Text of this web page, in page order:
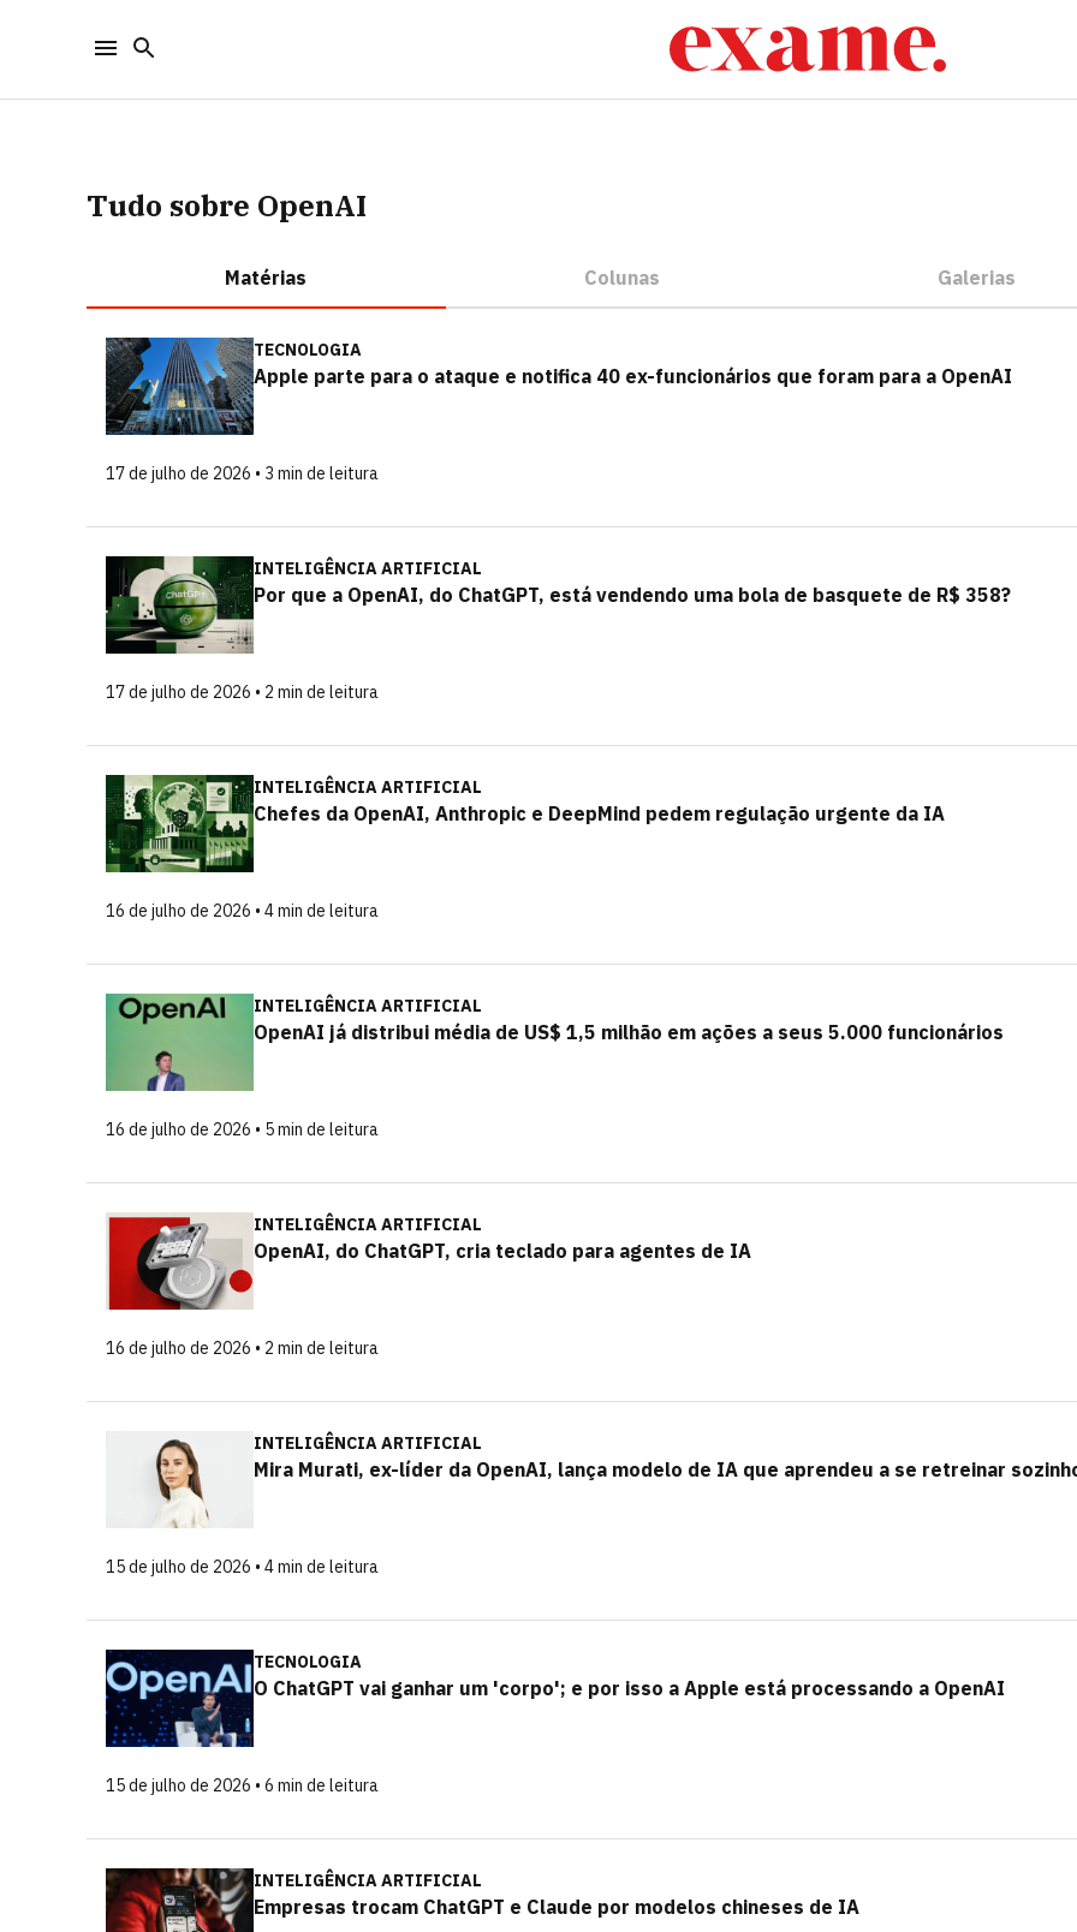
Tudo sobre OpenAI
Matérias Colunas Galerias
TECNOLOGIA
Apple parte para o ataque e notifica 40 ex-funcionários que foram para a OpenAI
17 de julho de 2026 • 3 min de leitura
INTELIGÊNCIA ARTIFICIAL
Por que a OpenAI, do ChatGPT, está vendendo uma bola de basquete de R$ 358?
17 de julho de 2026 • 2 min de leitura
INTELIGÊNCIA ARTIFICIAL
Chefes da OpenAI, Anthropic e DeepMind pedem regulação urgente da IA
16 de julho de 2026 • 4 min de leitura
INTELIGÊNCIA ARTIFICIAL
OpenAI já distribui média de US$ 1,5 milhão em ações a seus 5.000 funcionários
16 de julho de 2026 • 5 min de leitura
INTELIGÊNCIA ARTIFICIAL
OpenAI, do ChatGPT, cria teclado para agentes de IA
16 de julho de 2026 • 2 min de leitura
INTELIGÊNCIA ARTIFICIAL
Mira Murati, ex-líder da OpenAI, lança modelo de IA que aprendeu a se retreinar
15 de julho de 2026 • 4 min de leitura
TECNOLOGIA
O ChatGPT vai ganhar um 'corpo'; e por isso a Apple está processando a OpenAI
15 de julho de 2026 • 6 min de leitura
INTELIGÊNCIA ARTIFICIAL
Empresas trocam ChatGPT e Claude por modelos chineses de IA